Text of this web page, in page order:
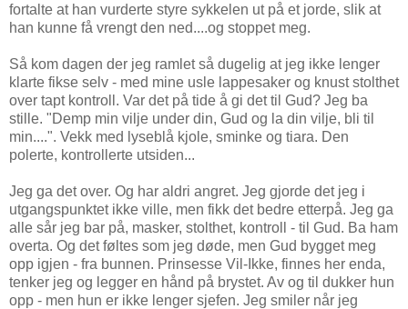
fortalte at han vurderte styre sykkelen ut på et jorde, slik at
han kunne få vrengt den ned....og stoppet meg.
Så kom dagen der jeg ramlet så dugelig at jeg ikke lenger
klarte fikse selv - med mine usle lappesaker og knust stolthet
over tapt kontroll. Var det på tide å gi det til Gud? Jeg ba
stille. "Demp min vilje under din, Gud og la din vilje, bli til
min....". Vekk med lyseblå kjole, sminke og tiara. Den
polerte, kontrollerte utsiden...
Jeg ga det over. Og har aldri angret. Jeg gjorde det jeg i
utgangspunktet ikke ville, men fikk det bedre etterpå. Jeg ga
alle sår jeg bar på, masker, stolthet, kontroll - til Gud. Ba ham
overta. Og det føltes som jeg døde, men Gud bygget meg
opp igjen - fra bunnen. Prinsesse Vil-Ikke, finnes her enda,
tenker jeg og legger en hånd på brystet. Av og til dukker hun
opp - men hun er ikke lenger sjefen. Jeg smiler når jeg